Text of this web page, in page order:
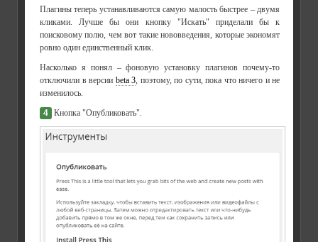
Плагины теперь устанавливаются самую малость быстрее – двумя
кликами. Лучше бы они кнопку "Искать" приделали бы к
поисковому полю, чем вот такие нововведения, которые экономят
ровно один единственный клик.
Насколько я понял – фоновую установку плагинов почему-то
отключили в версии beta 3, поэтому, по сути, пока что ничего и не
изменилось.
4 Кнопка "Опубликовать".